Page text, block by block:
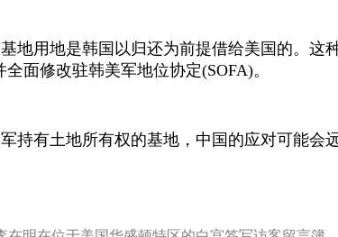
地用地是韩国以归还为前提借给美国的。
面修改驻韩美军地位协定(SOFA)。
持有土地所有权的基地，中国的应对可能会